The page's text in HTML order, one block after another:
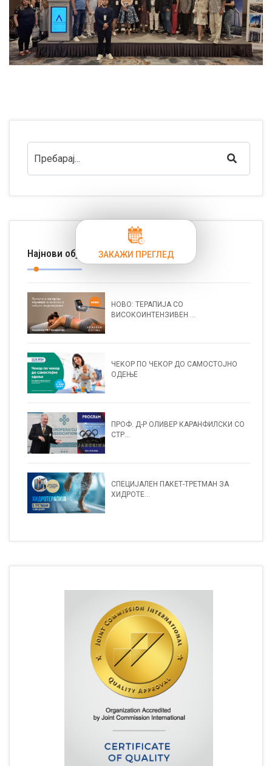
Најнови објави
НОВО: ТЕРАПИЈА СО
ВИСОКОИНТЕНЗИВЕН ...
ЧЕКОР ПО ЧЕКОР ДО САМОСТОЈНО
ОДЕЊЕ
ПРОФ. Д-Р ОЛИВЕР КАРАНФИЛСКИ СО
СТР...
СПЕЦИЈАЛЕН ПАКЕТ-ТРЕТМАН ЗА
ХИДРОТЕ...
ЗАКАЖИ ПРЕГЛЕД